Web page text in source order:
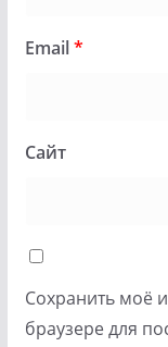
Email*
Сайт
Сохранить моё
браузере для